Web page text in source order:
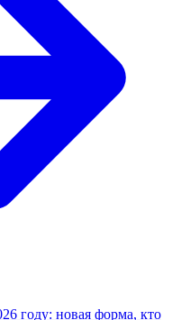
году: новая форма, кто